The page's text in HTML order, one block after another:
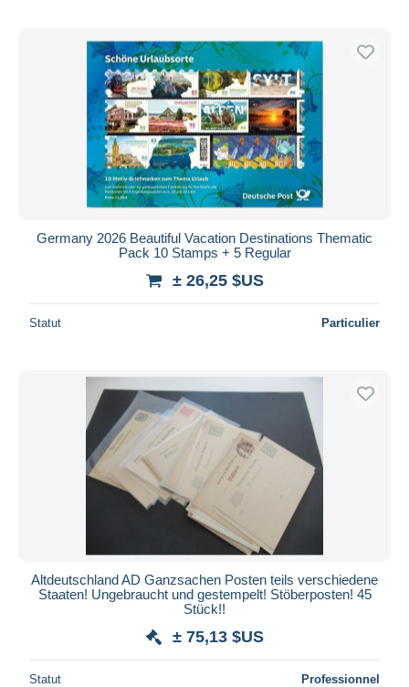
Germany 2026 Beautiful Vacation Destinations Thematic
Pack 10 Stamps + 5 Regular
± 26,25 $US
Statut Particulier
Altdeutschland AD Ganzsachen Posten teils verschiedene
Staaten! Ungebraucht und gestempelt! Stöberposten! 45
Stück!!
± 75,13 $US
Statut Professionnel